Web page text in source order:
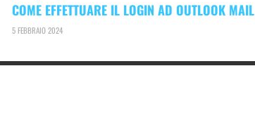
COME EFFETTUARE IL LOGIN AD OUTLOOK MAIL
5 FEBBRAIO 2024